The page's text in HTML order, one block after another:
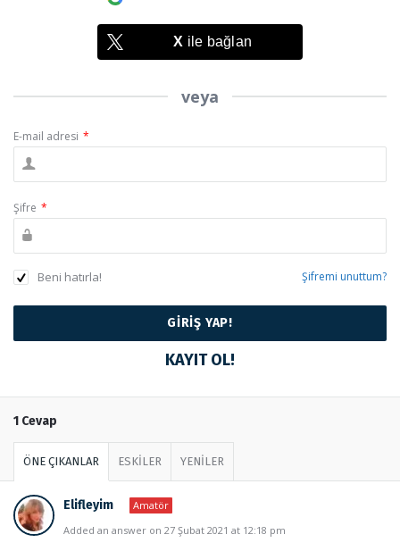
X ile bağlan
veya
E-mail adresi *
Şifre *
Beni hatırla! Şifremi unuttum?
KAYIT OL!
1 Cevap
ÖNE ÇIKANLAR ESKİLER YENİLER
Elifleyim
Amatör
Added an answer on 27 Şubat 2021 at 12:18 pm